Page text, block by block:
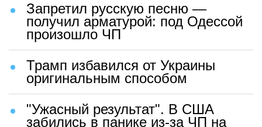
Запретил русскую песню —
получил арматурой: под Одессой
произошло ЧП
Трамп избавился от Украины
оригинальным способом
"Ужасный результат". В США
забились в панике из-за ЧП на